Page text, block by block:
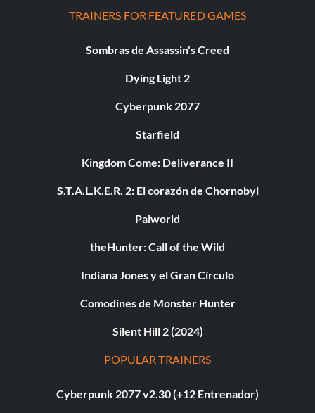
TRAINERS FOR FEATURED GAMES
Sombras de Assassin's Creed
Dying Light 2
Cyberpunk 2077
Starfield
Kingdom Come: Deliverance II
S.T.A.L.K.E.R. 2: El corazón de Chornobyl
Palworld
theHunter: Call of the Wild
Indiana Jones y el Gran Círculo
Comodines de Monster Hunter
Silent Hill 2 (2024)
POPULAR TRAINERS
Cyberpunk 2077 v2.30 (+12 Entrenador)